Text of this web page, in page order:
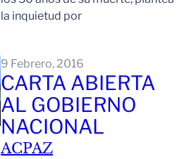
la inquietud por
9 Febrero, 2016
CARTA ABIERTA
AL GOBIERNO
NACIONAL
ACPAZ